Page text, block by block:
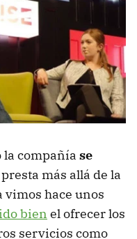
la compañía se
más allá de la
hace unos
bien el ofrecer los
servicios como